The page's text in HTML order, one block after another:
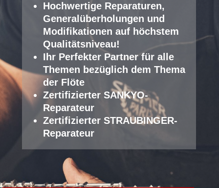
Hochwertige Reparaturen,
Generalüberholungen und
Modifikationen auf höchstem
Qualitätsniveau!
Ihr Perfekter Partner für alle
Themen bezüglich dem Thema
der Flöte
Zertifizierter SANKYO-
Reparateur
Zertifizierter STRAUBINGER-
Reparateur